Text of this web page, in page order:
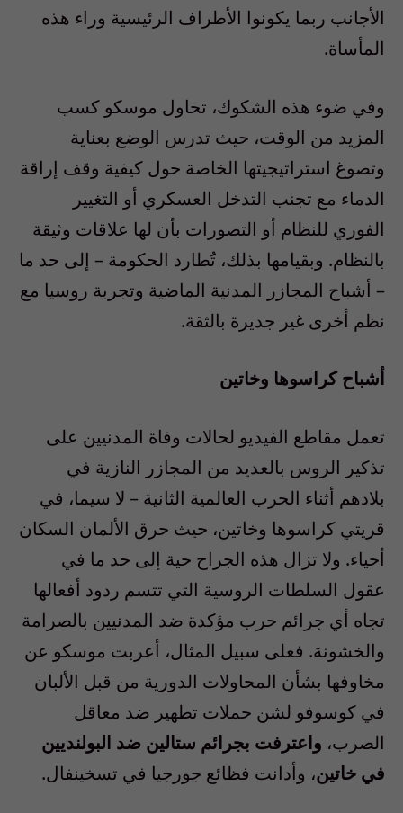
الأجانب ربما يكونوا الأطراف الرئيسية وراء هذه
المأساة.
وفي ضوء هذه الشكوك، تحاول موسكو كسب
المزيد من الوقت، حيث تدرس الوضع بعناية
وتصوغ استراتيجيتها الخاصة حول كيفية وقف إراقة
الدماء مع تجنب التدخل العسكري أو التغيير
الفوري للنظام أو التصورات بأن لها علاقات وثيقة
بالنظام. وبقيامها بذلك، تُطارد الحكومة – إلى حد ما
– أشباح المجازر المدنية الماضية وتجربة روسيا مع
نظم أخرى غير جديرة بالثقة.
أشباح كراسوها وخاتين
تعمل مقاطع الفيديو لحالات وفاة المدنيين على
تذكير الروس بالعديد من المجازر النازية في
بلادهم أثناء الحرب العالمية الثانية – لا سيما، في
قريتي كراسوها وخاتين، حيث حرق الألمان السكان
أحياء. ولا تزال هذه الجراح حية إلى حد ما في
عقول السلطات الروسية التي تتسم ردود أفعالها
تجاه أي جرائم حرب مؤكدة ضد المدنيين بالصرامة
والخشونة. فعلى سبيل المثال، أعربت موسكو عن
مخاوفها بشأن المحاولات الدورية من قبل الألبان
في كوسوفو لشن حملات تطهير ضد معاقل
الصرب، واعترفت بجرائم ستالين ضد البولنديين
في خاتين، وأدانت فظائع جورجيا في تسخينفال.